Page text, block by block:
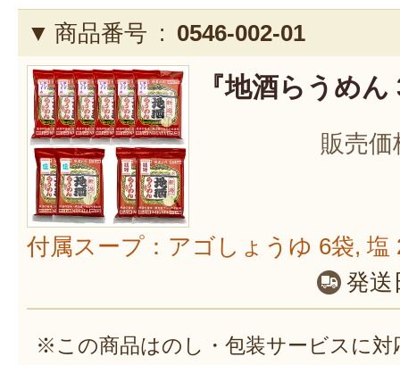
商品番号 : 0546-002-01
『地酒らうめ
販売価
付属スープ：アゴしょうゆ 6袋, 塩
発送
※この商品はのし・包装サービスに対